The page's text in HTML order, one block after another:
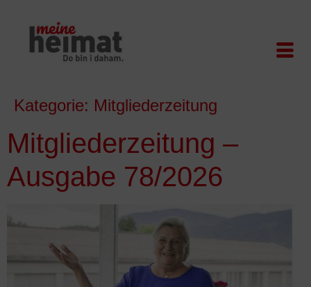
Kategorie: Mitgliederzeitung
Mitgliederzeitung –
Ausgabe 78/2026